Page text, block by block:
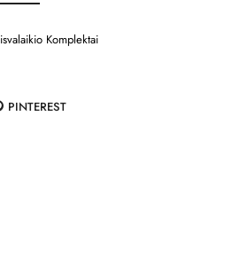
Komplektai
PINTEREST